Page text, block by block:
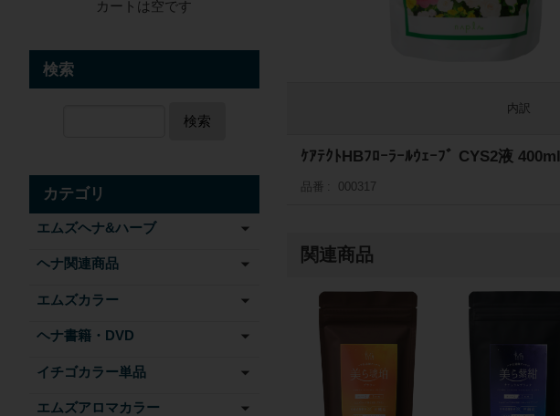
内訳
ｹｱﾃｸﾄHBﾌﾛｰﾗｰﾙｳｪｰﾌﾞ CYS2液 400ml
品番 000317
関連商品
カートは空です
検索
検索
カテゴリ
エムズヘナ&ハーブ
ヘナ関連商品
エムズカラー
ヘナ書籍・DVD
イチゴカラー単品
エムズアロマカラー